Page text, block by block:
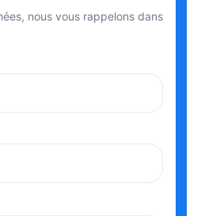
nous vous rappelons dans